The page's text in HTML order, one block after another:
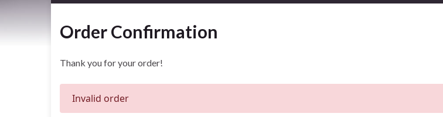
Order Confirmation
Thank you for your order!
Invalid order